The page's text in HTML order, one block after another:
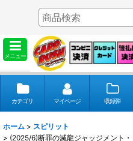
メニュー
カテゴリ マイページ 収録弾
ホーム > スピリット
> (2025/6)断罪の滅龍ジャッジメント